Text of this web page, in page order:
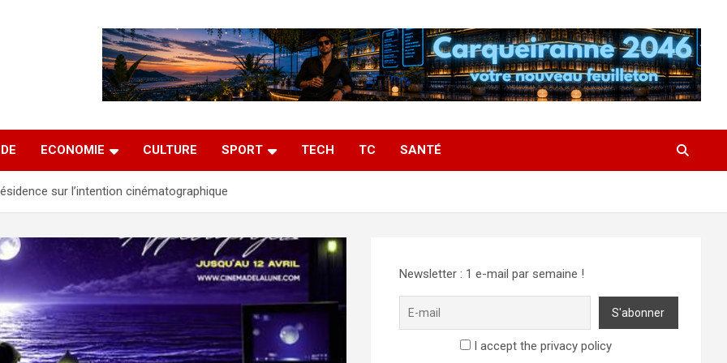
ECONOMIE CULTURE SPORT TECH TC SANTÉ
sur l’intention cinématographique
Newsletter : 1 e-mail par semaine !
I accept the privacy policy